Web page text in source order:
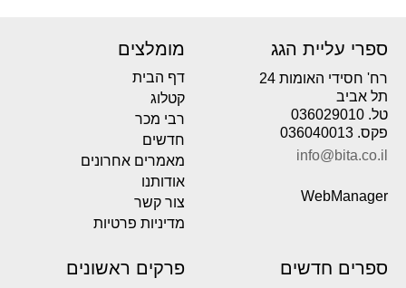
ספרי עליית הגג
רח' חסידי האומות 24
תל אביב
טל. 036029010
פקס. 036040013
info@bita.co.il
WebManager
מומלצים
דף הבית
קטלוג
רבי מכר
חדשים
מאמרים אחרונים
אודותנו
צור קשר
מדיניות פרטיות
ספרים חדשים פרקים ראשונים